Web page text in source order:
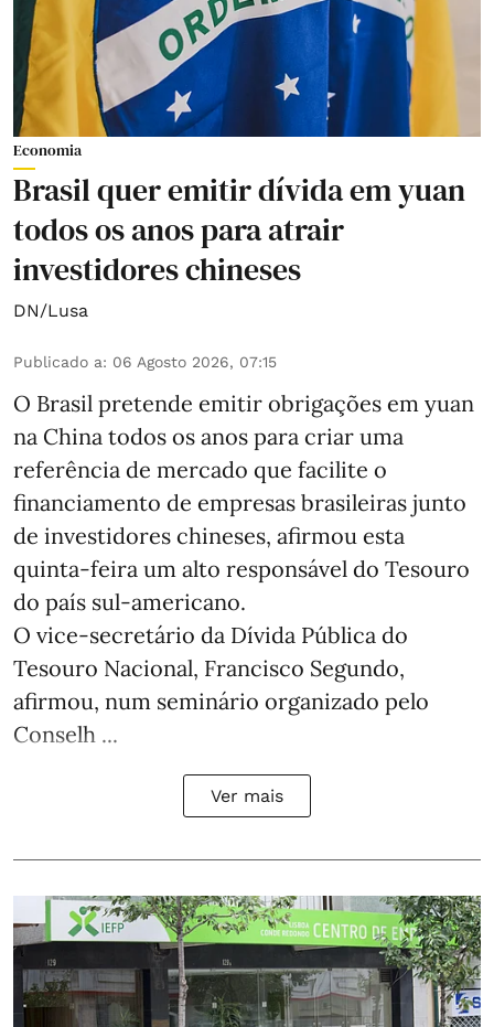
Economia
Brasil quer emitir dívida em yuan
todos os anos para atrair
investidores chineses
DN/Lusa
Publicado a: 06 Agosto 2026, 07:15
O Brasil pretende emitir obrigações em yuan
na China todos os anos para criar uma
referência de mercado que facilite o
financiamento de empresas brasileiras junto
de investidores chineses, afirmou esta
quinta-feira um alto responsável do Tesouro
do país sul-americano.
O vice-secretário da Dívida Pública do
Tesouro Nacional, Francisco Segundo,
afirmou, num seminário organizado pelo
Conselh ...
Ver mais